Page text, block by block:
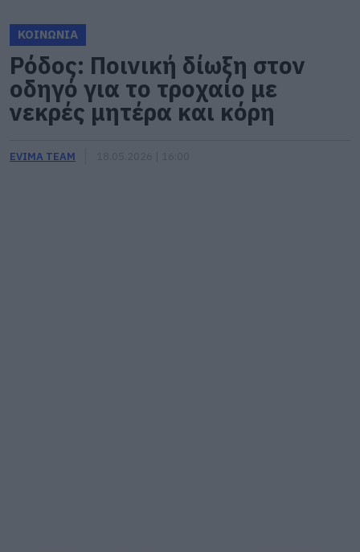
ΚΟΙΝΩΝΙΑ
Ρόδος: Ποινική δίωξη στον
οδηγό για το τροχαίο με
νεκρές μητέρα και κόρη
EVIMA TEAM